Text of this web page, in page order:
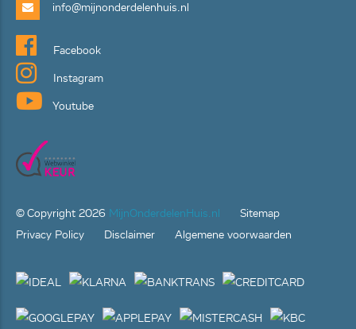
info@mijnonderdelenhuis.nl
Facebook
Instagram
Youtube
© Copyright 2026 MijnOnderdelenHuis.nl
Sitemap
Privacy Policy
Disclaimer Algemene voorwaarden